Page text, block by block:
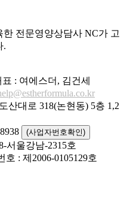
전문영양상담사 NC가 고
.
표 : 여에스더, 김건세
산대로 318(논현동) 5층 1,2
(사업자번호확인)
서울강남-2315호
: 제2006-0105129호